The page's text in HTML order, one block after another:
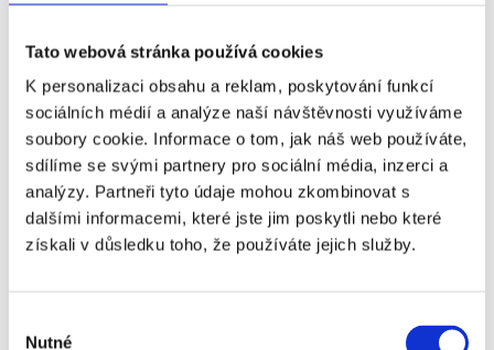
Tato webová stránka používá cookies
K personalizaci obsahu a reklam, poskytování funkcí
sociálních médií a analýze naší návštěvnosti využíváme
soubory cookie. Informace o tom, jak náš web používáte,
sdílíme se svými partnery pro sociální média, inzerci a
analýzy. Partneři tyto údaje mohou zkombinovat s
dalšími informacemi, které jste jim poskytli nebo které
získali v důsledku toho, že používáte jejich služby.
Nutné
cena
49 000 Kč